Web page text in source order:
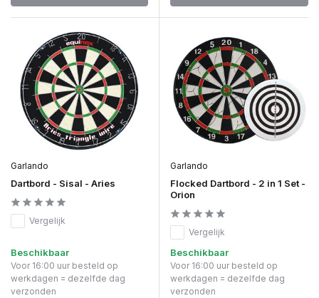
Garlando
Dartbord - Sisal - Aries
Vergelijk
Beschikbaar
Voor 16:00 uur besteld op
werkdagen = dezelfde dag
verzonden
Garlando
Flocked Dartbord - 2 in 1 Set -
Orion
Vergelijk
Beschikbaar
Voor 16:00 uur besteld op
werkdagen = dezelfde dag
verzonden